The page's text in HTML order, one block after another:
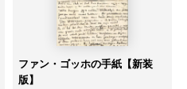
ファン・ゴッホの手紙【新装
版】